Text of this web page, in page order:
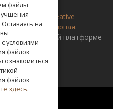
полицензии Creative
4.0 Всемирная.
издательской платформе
natural history
файлы
на
условиями
файлов
ознакомиться
файлов
здесь.